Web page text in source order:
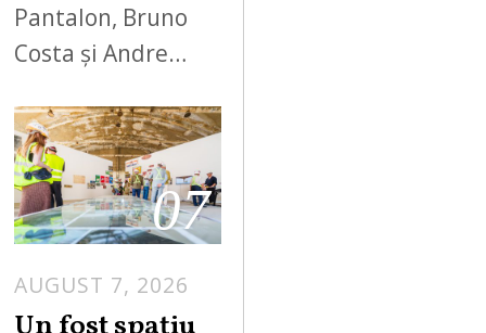
Pantalon, Bruno
Costa și Andre…
07
AUGUST 7, 2026